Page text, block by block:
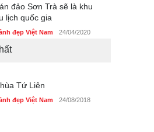
đảo Sơn Trà sẽ là khu
lịch quốc gia
đẹp Việt Nam 24/04/2020
đẹp Việt Nam
Tứ Liên
đẹp Việt Nam 24/08/2018